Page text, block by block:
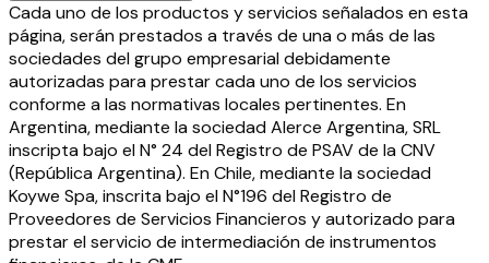
Cada uno de los productos y servicios señalados en esta
página, serán prestados a través de una o más de las
sociedades del grupo empresarial debidamente
autorizadas para prestar cada uno de los servicios
conforme a las normativas locales pertinentes. En
Argentina, mediante la sociedad Alerce Argentina, SRL
inscripta bajo el N° 24 del Registro de PSAV de la CNV
(República Argentina). En Chile, mediante la sociedad
Koywe Spa, inscrita bajo el N°196 del Registro de
Proveedores de Servicios Financieros y autorizado para
prestar el servicio de intermediación de instrumentos